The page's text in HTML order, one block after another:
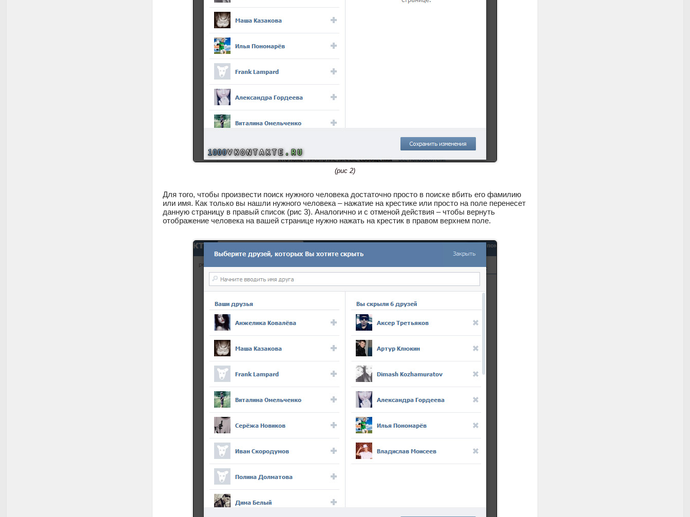
(рис 2)
Для того, чтобы произвести поиск нужного человека достаточно просто в поиске вбить его фамилию
или имя. Как только вы нашли нужного человека – нажатие на крестике или просто на поле перенесет
данную страницу в правый список (рис 3). Аналогично и с отменой действия – чтобы вернуть
отображение человека на вашей странице нужно нажать на крестик в правом верхнем поле.